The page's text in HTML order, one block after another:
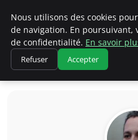
Climatedebtagents
Accueil Hugo Roy
Nous utilisons des cookies
de navigation. En
de confidentialité. En savoir
Refuser Accepter